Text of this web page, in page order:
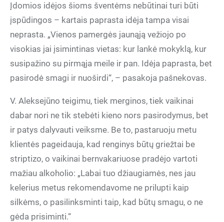
Įdomios idėjos šioms šventėms nebūtinai turi būti
įspūdingos – kartais paprasta idėja tampa visai
neprasta. „Vienos pamergės jaunąją vežiojo po
visokias jai įsimintinas vietas: kur lankė mokyklą, kur
susipažino su pirmąja meile ir pan. Idėja paprasta, bet
pasirodė smagi ir nuoširdi“, – pasakoja pašnekovas.
V. Aleksejūno teigimu, tiek merginos, tiek vaikinai
dabar nori ne tik stebėti kieno nors pasirodymus, bet
ir patys dalyvauti veiksme. Be to, pastaruoju metu
klientės pageidauja, kad renginys būtų griežtai be
striptizo, o vaikinai bernvakariuose pradėjo vartoti
mažiau alkoholio: „Labai tuo džiaugiamės, nes jau
kelerius metus rekomendavome ne prilupti kaip
silkėms, o pasilinksminti taip, kad būtų smagu, o ne
gėda prisiminti.“